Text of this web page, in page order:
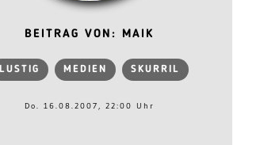
BEITRAG VON: MAIK
LUSTIG MEDIEN SKURRIL
Do. 16.08.2007, 22:00 Uhr